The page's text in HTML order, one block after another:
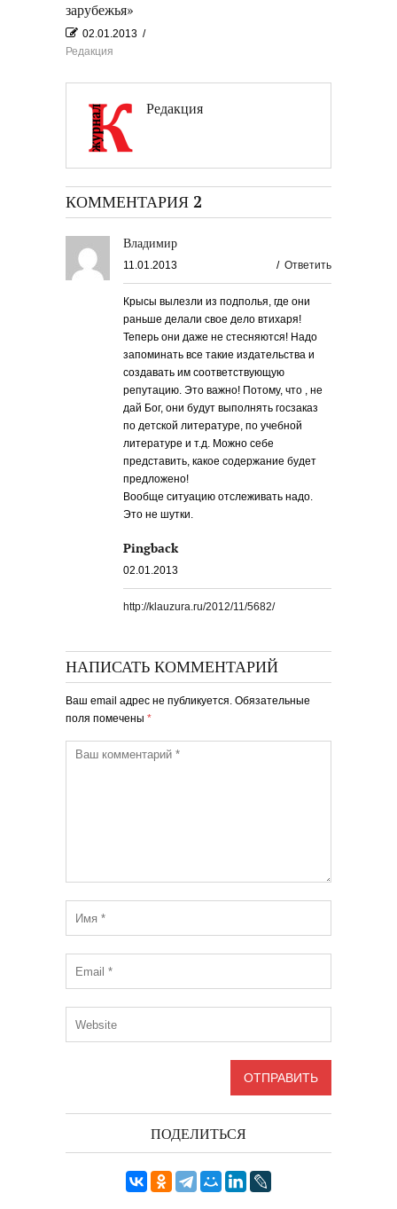
зарубежья»
02.01.2013 /
Редакция
Редакция
КОММЕНТАРИЯ 2
Владимир
11.01.2013 / Ответить
Крысы вылезли из подполья, где они
раньше делали свое дело втихаря!
Теперь они даже не стесняются! Надо
запоминать все такие издательства и
создавать им соответствующую
репутацию. Это важно! Потому, что , не
дай Бог, они будут выполнять госзаказ
по детской литературе, по учебной
литературе и т.д. Можно себе
представить, какое содержание будет
предложено!
Вообще ситуацию отслеживать надо.
Это не шутки.
Pingback
02.01.2013
http://klauzura.ru/2012/11/5682/
НАПИСАТЬ КОММЕНТАРИЙ
Ваш email адрес не публикуется. Обязательные
поля помечены *
ПОДЕЛИТЬСЯ